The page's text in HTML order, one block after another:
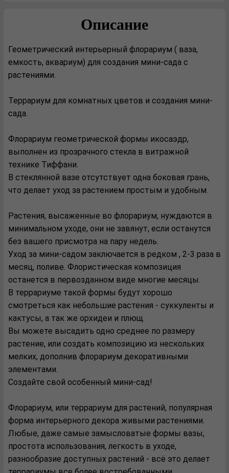
Описание
Геометрический интерьерный флорариум ( ваза,
емкость, аквариум) для создания мини-сада с
растениями.
Террариум для комнатных цветов и создания мини-
сада.
Флорариум геометрической формы икосаэдр,
выполнен из прозрачного стекла в витражной
технике Тиффани.
В стеклянной вазе отсутствует одна боковая грань,
что делает уход за растением простым и удобным.
Растения, высаженные во флорариум, нуждаются в
минимальном уходе, они не завянут, если останутся
без вашего присмотра на пару недель.
Уход за мини-садом заключается в редком , 2-3 раза в
месяц, поливе. Флористическая композиция
останется в первозданном виде многие месяцы.
В террариуме такой формы будут хорошо
смотреться как небольшие растения - суккуленты и
кактусы, а так же орхидеи и плющ.
Вы можете высадить одно среднее по размеру
растение, или создать композицию из нескольких
мелких, дополнив флорариум декоративными
элементами.
Создайте свой особенный мини-сад!
Флорариум, или террариум для растений, популярная
форма интерьерного декора живыми растениями.
Любые, даже самые замысловатые формы вазы,
простота использования, легкость в уходе,
разнообразие доступных растений - всё это делает